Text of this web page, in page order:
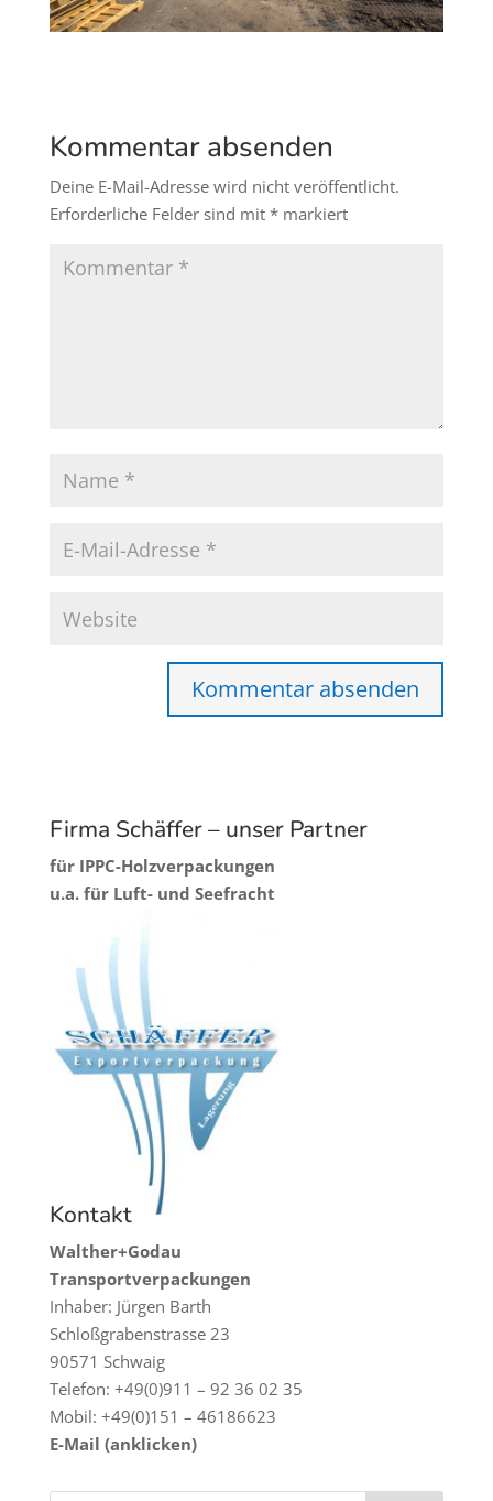
Kommentar absenden
Deine E-Mail-Adresse wird nicht veröffentlicht.
Erforderliche Felder sind mit *markiert
Firma Schäffer – unser Partner
für IPPC-Holzverpackungen
u.a. für Luft- und Seefracht
Kontakt
Walther+Godau
Transportverpackungen
Inhaber: Jürgen Barth
Schloßgrabenstrasse 23
90571 Schwaig
Telefon: +49(0)911 – 92 36 02 35
Mobil: +49(0)151 – 46186623
E-Mail (anklicken)